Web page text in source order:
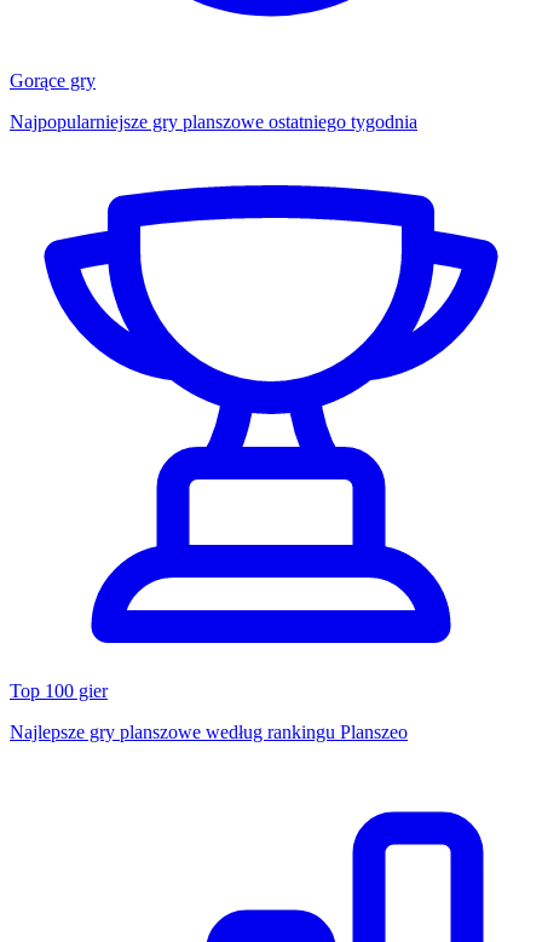
Gorące gry
Najpopularniejsze gry planszowe ostatniego tygodnia
Top 100 gier
Najlepsze gry planszowe według rankingu Planszeo